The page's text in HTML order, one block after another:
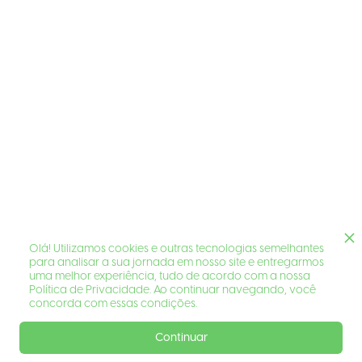
Olá! Utilizamos cookies e outras tecnologias semelhantes
para analisar a sua jornada em nosso site e entregarmos
uma melhor experiência, tudo de acordo com a nossa
Política de Privacidade. Ao continuar navegando, você
concorda com essas condições.
Continuar